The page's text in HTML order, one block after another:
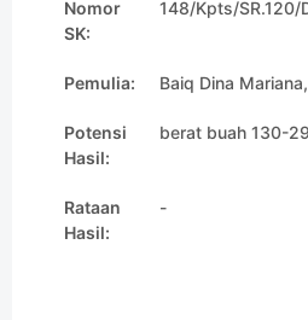
Nomor
SK:
148/Kpts/SR.120/
Pemulia: Baiq Dina
Potensi
Hasil:
berat buah 130-
Rataan
Hasil:
-